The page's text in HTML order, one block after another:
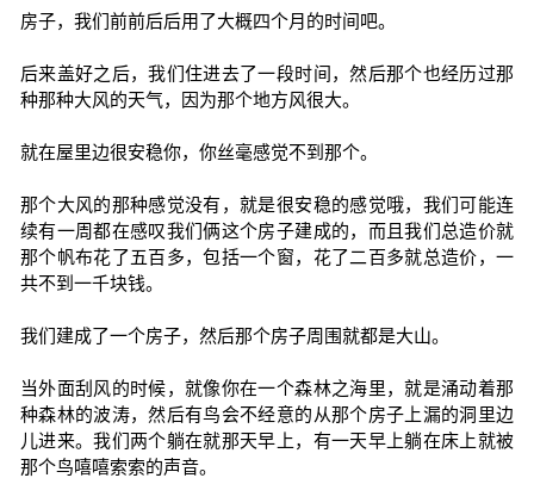
房子，我们前前后后用了大概四个月的时间吧。
后来盖好之后，我们住进去了一段时间，然后那个也经历过那
种那种大风的天气，因为那个地方风很大。
就在屋里边很安稳你，你丝毫感觉不到那个。
那个大风的那种感觉没有，就是很安稳的感觉哦，我们可能连
续有一周都在感叹我们俩这个房子建成的，而且我们总造价就
那个帆布花了五百多，包括一个窗，花了二百多就总造价，一
共不到一千块钱。
我们建成了一个房子，然后那个房子周围就都是大山。
当外面刮风的时候，就像你在一个森林之海里，就是涌动着那
种森林的波涛，然后有鸟会不经意的从那个房子上漏的洞里边
儿进来。我们两个躺在就那天早上，有一天早上躺在床上就被
那个鸟嘻嘻索索的声音。